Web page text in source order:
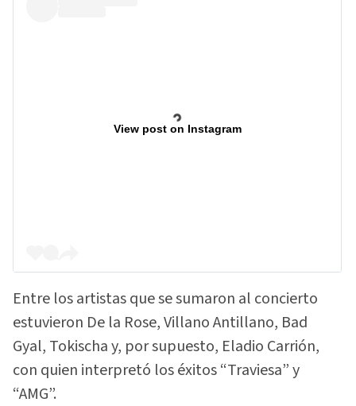
View post on Instagram
Entre los artistas que se sumaron al concierto
estuvieron De la Rose, Villano Antillano, Bad
Gyal, Tokischa y, por supuesto, Eladio Carrión,
con quien interpretó los éxitos “Traviesa” y
“AMG”.